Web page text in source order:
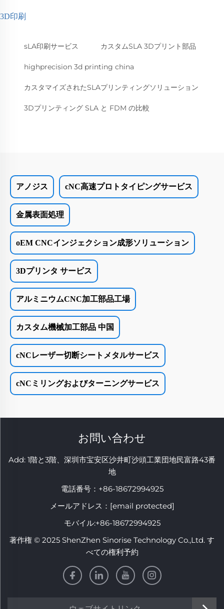
3D印刷
sLA印刷サービス カスタムSLA 3Dプリント部品
highprecision 3d printing china
カスタマイズされたSLAプリンティングソリューション
3Dプリンティング SLA と FDM の比較
アノジス cNC高速プロトタイピングサービス
金属表面処理
oEM CNCインジェクション成形ソリューション
3Dプリンタ サービス
アルミニウムCNC加工部品工場
カスタム機械加工部品 中国
cNCレーザー切断シートメタルサービス
cNCミリングおよびターニングサービス
お問い合わせ
Add: 1階と3階、深圳市宝安区沙井町沙頭工業団地民富路43番
地
電話番号： +86-18672994925
メールアドレス： [email protected]
モバイル:+86-18672994925
著作権 © 2025 ShenZhen Sinorise Technology Co.,Ltd. す
べての権利予約